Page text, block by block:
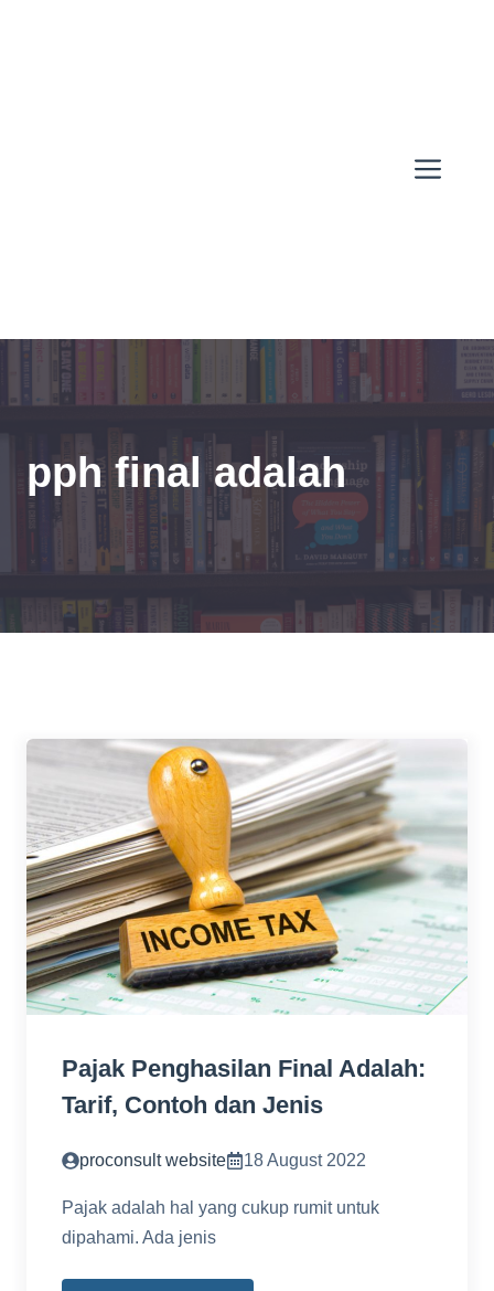
pph final adalah
Pajak Penghasilan Final Adalah:
Tarif, Contoh dan Jenis
proconsult website 18 August 2022
Pajak adalah hal yang cukup rumit untuk
dipahami. Ada jenis